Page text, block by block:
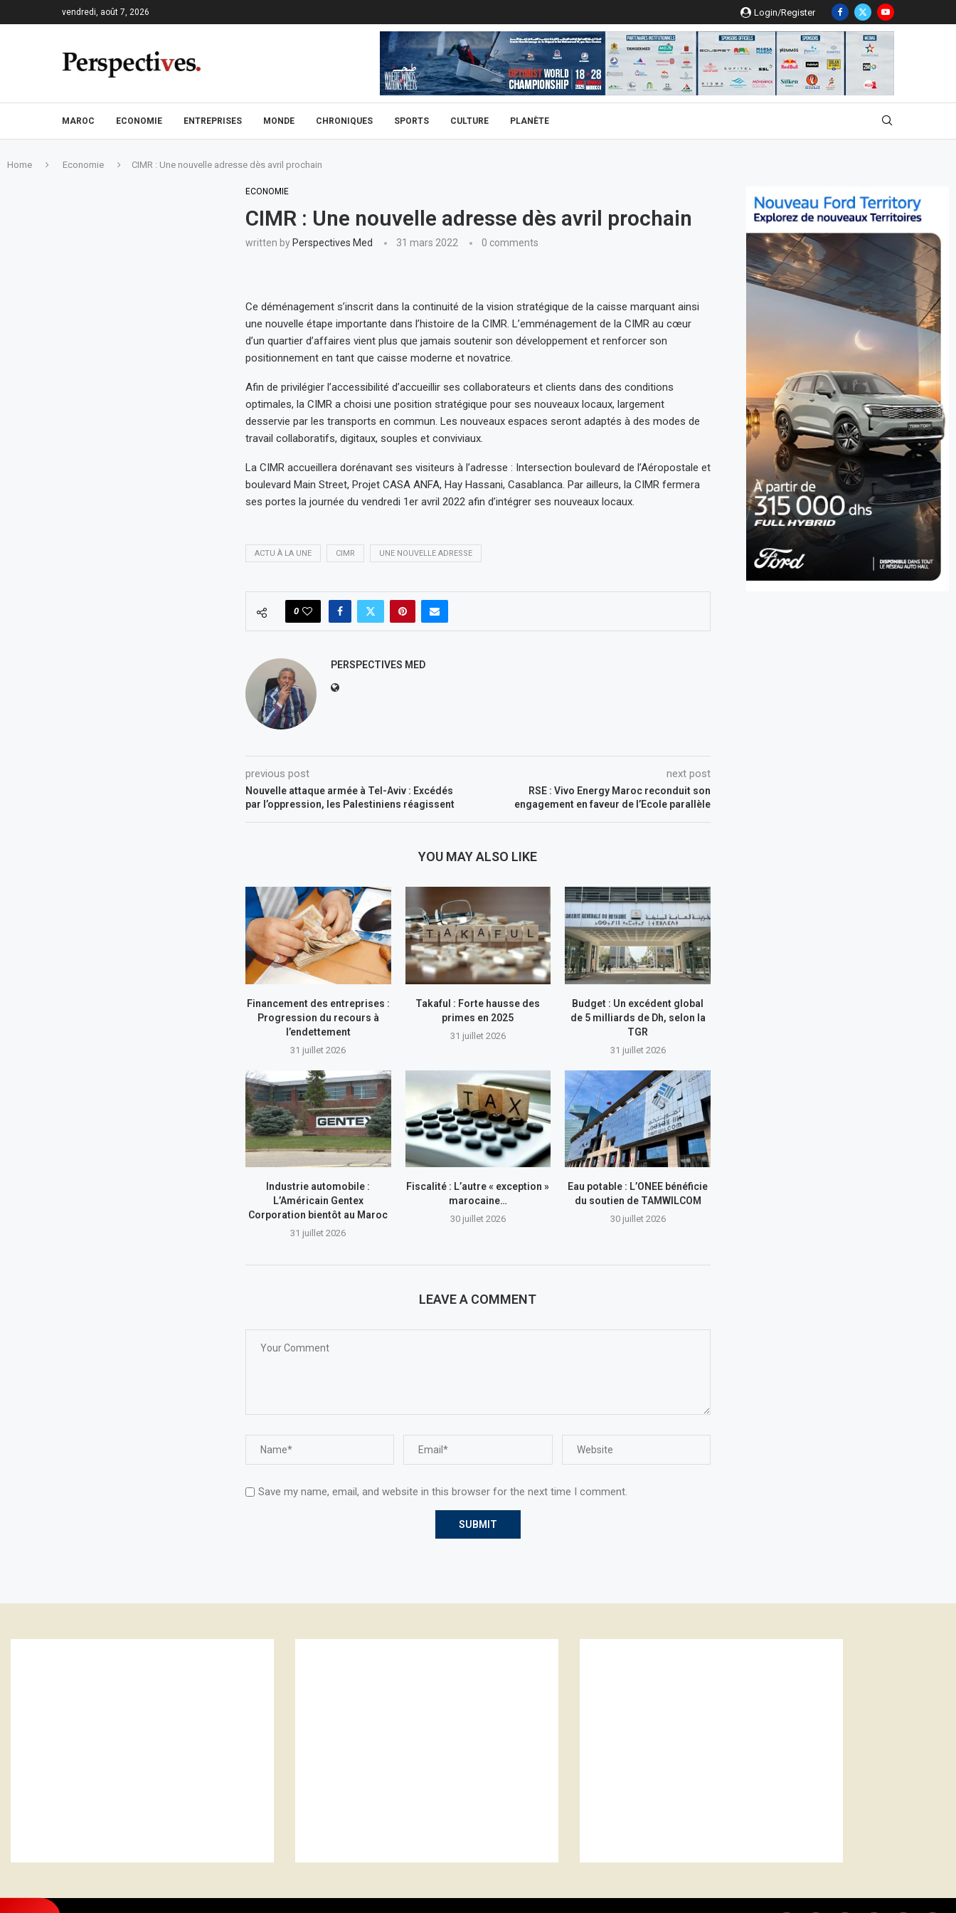
vendredi, août 7, 2026 Login/Register
MAROC ECONOMIE ENTREPRISES MONDE CHRONIQUES SPORTS CULTURE PLANÈTE
Home Economie CIMR : Une nouvelle adresse dès avril prochain
ECONOMIE
CIMR : Une nouvelle adresse dès avril prochain
written by Perspectives Med 31 mars 2022 0 comments
Ce déménagement s’inscrit dans la continuité de la vision stratégique de la caisse marquant ainsi
une nouvelle étape importante dans l’histoire de la CIMR. L’emménagement de la CIMR au cœur
d’un quartier d’affaires vient plus que jamais soutenir son développement et renforcer son
positionnement en tant que caisse moderne et novatrice.
Afin de privilégier l’accessibilité d’accueillir ses collaborateurs et clients dans des conditions
optimales, la CIMR a choisi une position stratégique pour ses nouveaux locaux, largement
desservie par les transports en commun. Les nouveaux espaces seront adaptés à des modes de
travail collaboratifs, digitaux, souples et conviviaux.
La CIMR accueillera dorénavant ses visiteurs à l’adresse : Intersection boulevard de l’Aéropostale et
boulevard Main Street, Projet CASA ANFA, Hay Hassani, Casablanca. Par ailleurs, la CIMR fermera
ses portes la journée du vendredi 1er avril 2022 afin d’intégrer ses nouveaux locaux.
ACTU À LA UNE CIMR UNE NOUVELLE ADRESSE
0
PERSPECTIVES MED
previous post
Nouvelle attaque armée à Tel-Aviv : Excédés
par l’oppression, les Palestiniens réagissent
next post
RSE : Vivo Energy Maroc reconduit son
engagement en faveur de l’Ecole parallèle
YOU MAY ALSO LIKE
Financement des entreprises :
Progression du recours à
l’endettement
31 juillet 2026
Takaful : Forte hausse des
primes en 2025
31 juillet 2026
Budget : Un excédent global
de 5 milliards de Dh, selon la
TGR
31 juillet 2026
Industrie automobile :
L’Américain Gentex
Corporation bientôt au Maroc
31 juillet 2026
Fiscalité : L’autre « exception »
marocaine…
30 juillet 2026
Eau potable : L’ONEE bénéficie
du soutien de TAMWILCOM
30 juillet 2026
LEAVE A COMMENT
Save my name, email, and website in this browser for the next time I comment.